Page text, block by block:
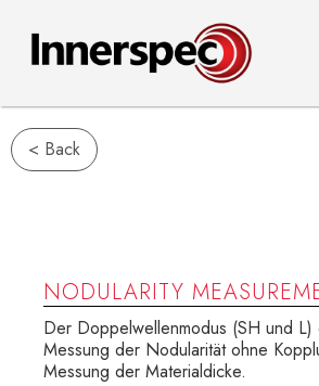
< Back
NODULARITY
Der Doppelwellenmodus (SH und L)
Messung der Nodularität ohne
Messung der Materialdicke.